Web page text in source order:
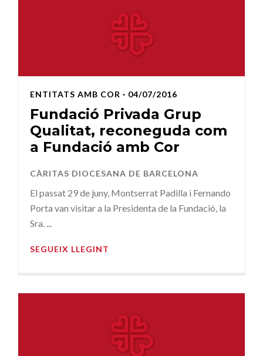
ENTITATS AMB COR · 04/07/2016
Fundació Privada Grup
Qualitat, reconeguda com
a Fundació amb Cor
CÀRITAS DIOCESANA DE BARCELONA
El passat 29 de juny, Montserrat Padilla i Fernando
Porta van visitar a la Presidenta de la Fundació, la
Sra. ...
SEGUEIX LLEGINT